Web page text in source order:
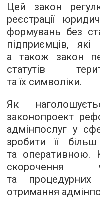
Цей закон
реєстрації
формувань без
підприємців,
а також закон
статутів
та їх символіки.
Як
законопроект
адмінпослуг у
зробити її
та оперативною.
скорочення
та
отримання